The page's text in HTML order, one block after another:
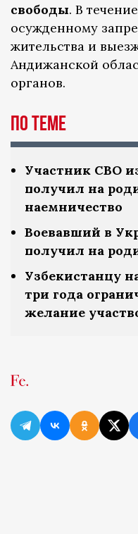
свободы. В
осужденному
жительства и
Андижанской
органов.
По теме
Участник СВО
получил на
наемничество
Воевавший в
получил на
Узбекистанцу
три года
желание